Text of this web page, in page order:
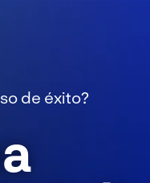
de éxito?